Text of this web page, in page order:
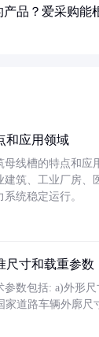
品？爱采购能
和应用领域
母线槽的特点和应
建筑、工业厂房
统稳定运行。
尺寸和载重参数
参数包括: a)外形
家道路车辆外廓尺